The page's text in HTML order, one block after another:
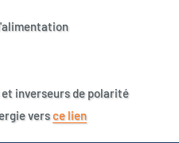
inverseurs de polarité
versce lien